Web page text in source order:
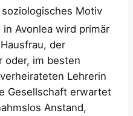
Motiv
in Avonlea wird primär
der
oder, im besten
Lehrerin
Gesellschaft erwartet
Anstand,